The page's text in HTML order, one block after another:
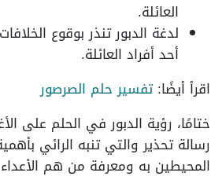
العائلة.
لدغة الدبور تنذر بوقوع
أحد أفراد العائلة.
اقرأ أيضًا:تفسير حلم الصرصور
ختامًا، رؤية الدبور في الحلم على
رسالة تحذير والتي تنبه الرائي
المحيطين به ومعرفة من هم